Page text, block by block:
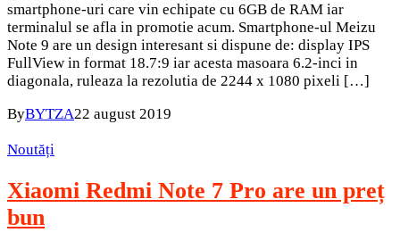
smartphone-uri care vin echipate cu 6GB de RAM iar
terminalul se afla in promotie acum. Smartphone-ul Meizu
Note 9 are un design interesant si dispune de: display IPS
FullView in format 18.7:9 iar acesta masoara 6.2-inci in
diagonala, ruleaza la rezolutia de 2244 x 1080 pixeli […]
ByBYTZA22 august 2019
Noutăți
Xiaomi Redmi Note 7 Pro are un preț
bun